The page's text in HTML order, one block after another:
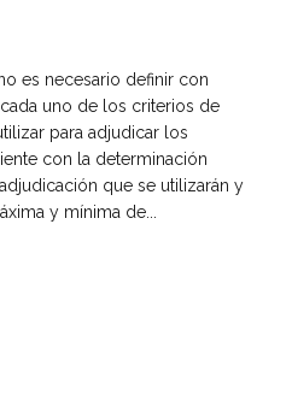
es necesario definir con
uno de los criterios de
para adjudicar los
con la determinación
que se utilizarán y
y mínima de...